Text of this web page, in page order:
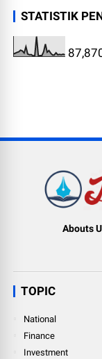
STATISTIK
Abouts
TOPIC
National
Finance
Investment